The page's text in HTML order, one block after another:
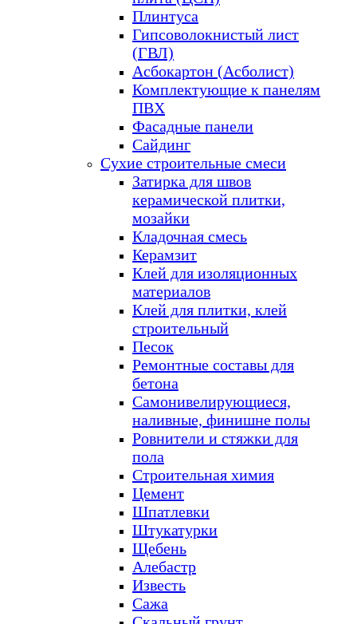
Плинтуса
Гипсоволокнистый лист
(ГВЛ)
Асбокартон (Асболист)
Комплектующие к панелям
ПВХ
Фасадные панели
Сайдинг
Сухие строительные смеси
Затирка для швов
керамической плитки,
мозайки
Кладочная смесь
Керамзит
Клей для изоляционных
материалов
Клей для плитки, клей
строительный
Песок
Ремонтные составы для
бетона
Самонивелирующиеся,
наливные, финишне полы
Ровнители и стяжки для
пола
Строительная химия
Цемент
Шпатлевки
Штукатурки
Щебень
Алебастр
Известь
Сажа